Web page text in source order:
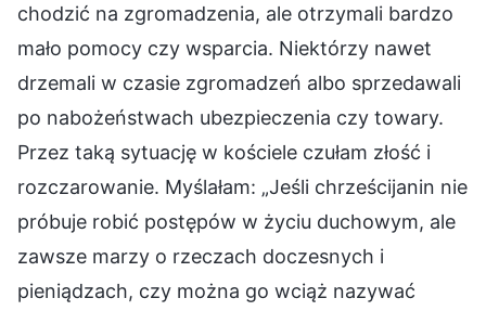
chodzić na zgromadzenia, ale otrzymali bardzo
mało pomocy czy wsparcia. Niektórzy nawet
drzemali w czasie zgromadzeń albo sprzedawali
po nabożeństwach ubezpieczenia czy towary.
Przez taką sytuację w kościele czułam złość i
rozczarowanie. Myślałam: „Jeśli chrześcijanin nie
próbuje robić postępów w życiu duchowym, ale
zawsze marzy o rzeczach doczesnych i
pieniądzach, czy można go wciąż nazywać